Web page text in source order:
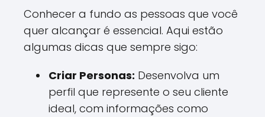
Conhecer a fundo as pessoas que você
quer alcançar é essencial. Aqui estão
algumas dicas que sempre sigo:
Criar Personas: Desenvolva um
perfil que represente o seu cliente
ideal, com informações como